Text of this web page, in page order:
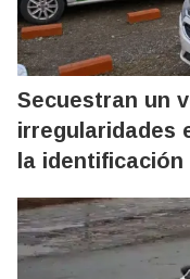
Secuestran un
irregularidades
la identificación